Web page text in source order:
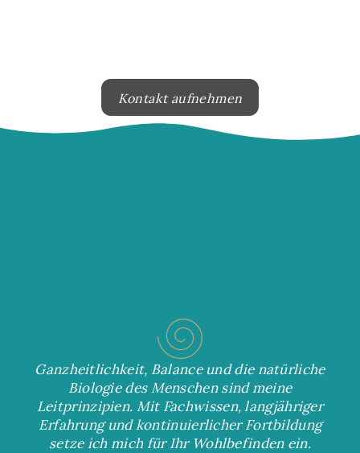
Kontakt aufnehmen
Ganzheitlichkeit, Balance und die natürliche
Biologie des Menschen sind meine
Leitprinzipien. Mit Fachwissen, langjähriger
Erfahrung und kontinuierlicher Fortbildung
setze ich mich für Ihr Wohlbefinden ein.